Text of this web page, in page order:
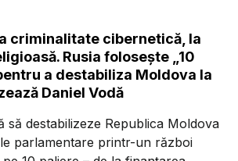
criminalitate cibernetică, la
Rusia folosește „10
a destabiliza Moldova la
Daniel Vodă
să destabilizeze Republica Moldova
parlamentare printr-un război